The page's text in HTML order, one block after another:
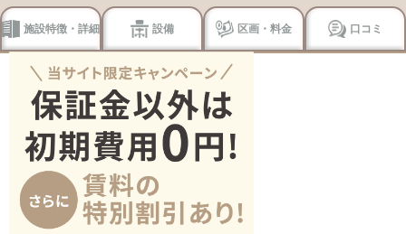
施設特徴・詳細 設備 区画・料金 口コミ